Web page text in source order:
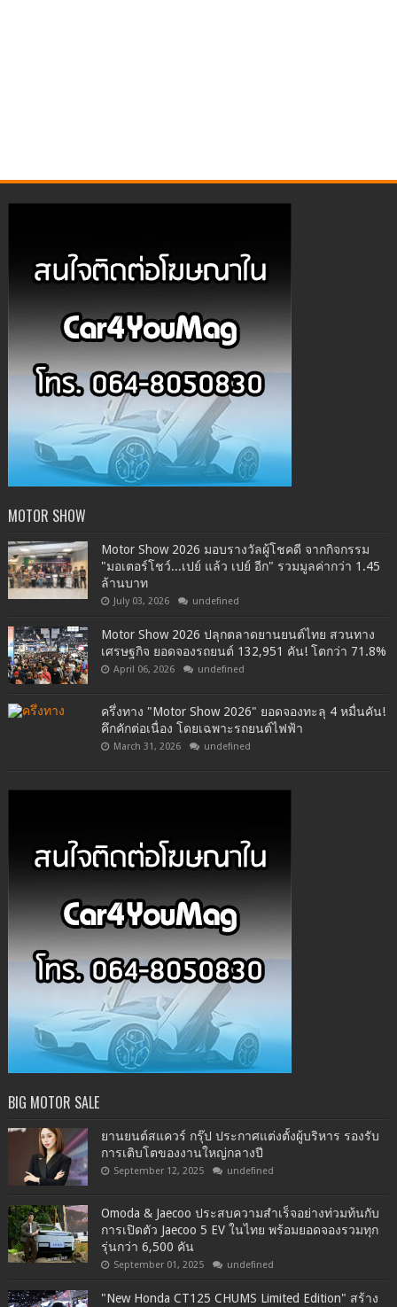
MOTOR SHOW
Motor Show 2026 มอบรางวัลผู้โชคดี จากกิจกรรม
"มอเตอร์โชว์...เปย์ แล้ว เปย์ อีก" รวมมูลค่ากว่า 1.45
ล้านบาท
July 03, 2026 undefined
Motor Show 2026 ปลุกตลาดยานยนต์ไทย สวนทาง
เศรษฐกิจ ยอดจองรถยนต์ 132,951 คัน! โตกว่า 71.8%
April 06, 2026 undefined
ครึ่งทาง "Motor Show 2026" ยอดจองทะลุ 4 หมื่นคัน!
คึกคักต่อเนื่อง โดยเฉพาะรถยนต์ไฟฟ้า
March 31, 2026 undefined
BIG MOTOR SALE
ยานยนต์สแควร์ กรุ๊ป ประกาศแต่งตั้งผู้บริหาร รองรับ
การเติบโตของงานใหญ่กลางปี
September 12, 2025 undefined
Omoda & Jaecoo ประสบความสำเร็จอย่างท่วมท้นกับ
การเปิดตัว Jaecoo 5 EV ในไทย พร้อมยอดจองรวมทุก
รุ่นกว่า 6,500 คัน
September 01, 2025 undefined
"New Honda CT125 CHUMS Limited Edition" สร้าง